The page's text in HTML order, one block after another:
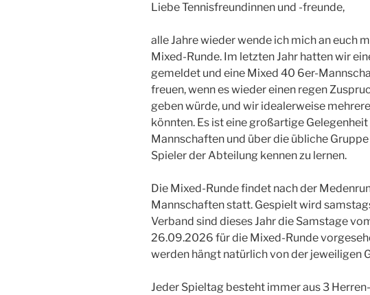
Liebe Tennisfreundinnen und -freunde,
alle Jahre wieder wende ich mich an euch
Mixed-Runde. Im letzten Jahr hatten wir
gemeldet und eine Mixed 40 6er-
freuen, wenn es wieder einen regen
geben würde, und wir idealerweise
könnten. Es ist eine großartige
Mannschaften und über die übliche
Spieler der Abteilung kennen zu lernen.
Die Mixed-Runde findet nach der
Mannschaften statt. Gespielt wird
Verband sind dieses Jahr die Samstage
26.09.2026 für die Mixed-Runde
werden hängt natürlich von der jeweiligen
Jeder Spieltag besteht immer aus 3